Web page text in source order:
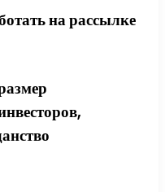
на рассылке